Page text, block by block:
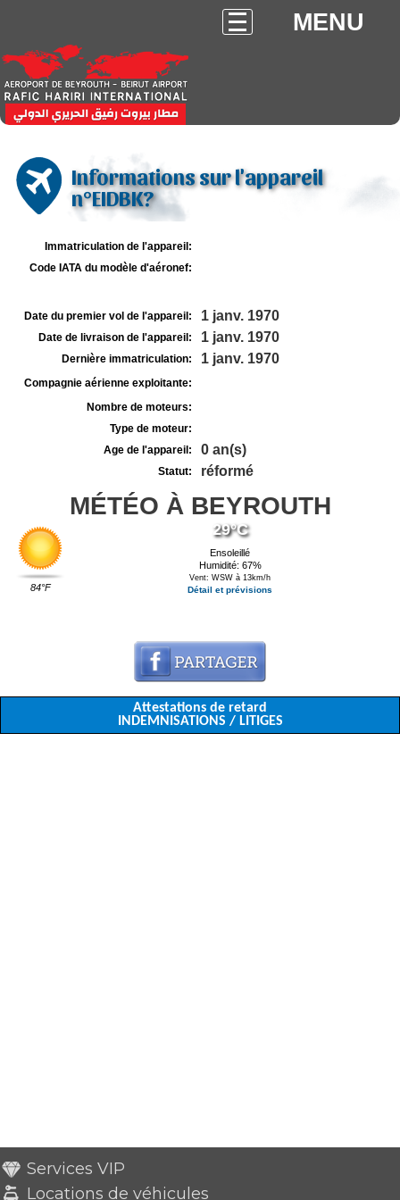
MENU
Informations sur l'appareil
n°EIDBK?
Immatriculation de l'appareil:
Code IATA du modèle d'aéronef:
Date du premier vol de l'appareil: 1 janv. 1970
Date de livraison de l'appareil: 1 janv. 1970
Dernière immatriculation: 1 janv. 1970
Compagnie aérienne exploitante:
Nombre de moteurs:
Type de moteur:
Age de l'appareil:
0 an(s)
Statut: réformé
MÉTÉO À BEYROUTH
84°F
29°C
Ensoleillé
Humidité: 67%
Vent: WSW à 13km/h
Détail et prévisions
Attestations de retard
INDEMNISATIONS / LITIGES
Services VIP
Locations de véhicules